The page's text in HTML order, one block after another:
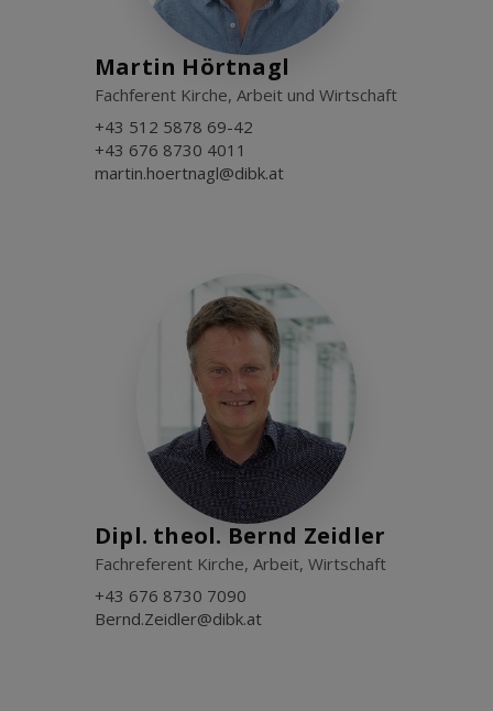
Martin Hörtnagl
Fachferent Kirche, Arbeit und Wirtschaft
+43 512 5878 69-42
+43 676 8730 4011
martin.hoertnagl@dibk.at
Dipl. theol. Bernd Zeidler
Fachreferent Kirche, Arbeit, Wirtschaft
+43 676 8730 7090
Bernd.Zeidler@dibk.at